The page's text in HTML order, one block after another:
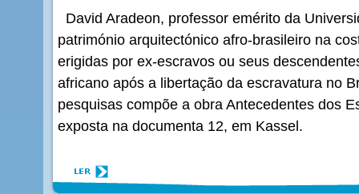
David Aradeon, professor emérito da
património arquitectónico afro-brasileiro na
erigidas por ex-escravos ou seus
africano após a libertação da escravatura no
pesquisas compõe a obra Antecedentes dos
exposta na documenta 12, em Kassel.